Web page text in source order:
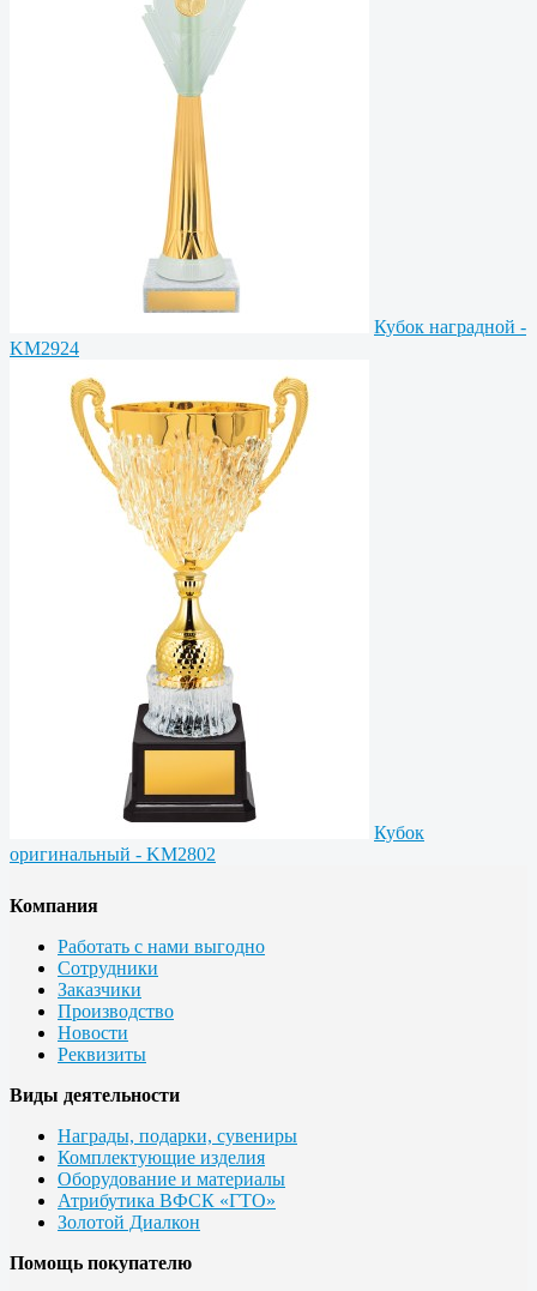
Кубок наградной -
KM2924
Кубок
оригинальный - KM2802
Компания
Работать с нами выгодно
Сотрудники
Заказчики
Производство
Новости
Реквизиты
Виды деятельности
Награды, подарки, сувениры
Комплектующие изделия
Оборудование и материалы
Атрибутика ВФСК «ГТО»
Золотой Диалкон
Помощь покупателю